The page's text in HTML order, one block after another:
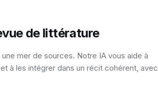
de littérature
mer de sources. Notre IA vous aide à
à les intégrer dans un récit cohérent, avec